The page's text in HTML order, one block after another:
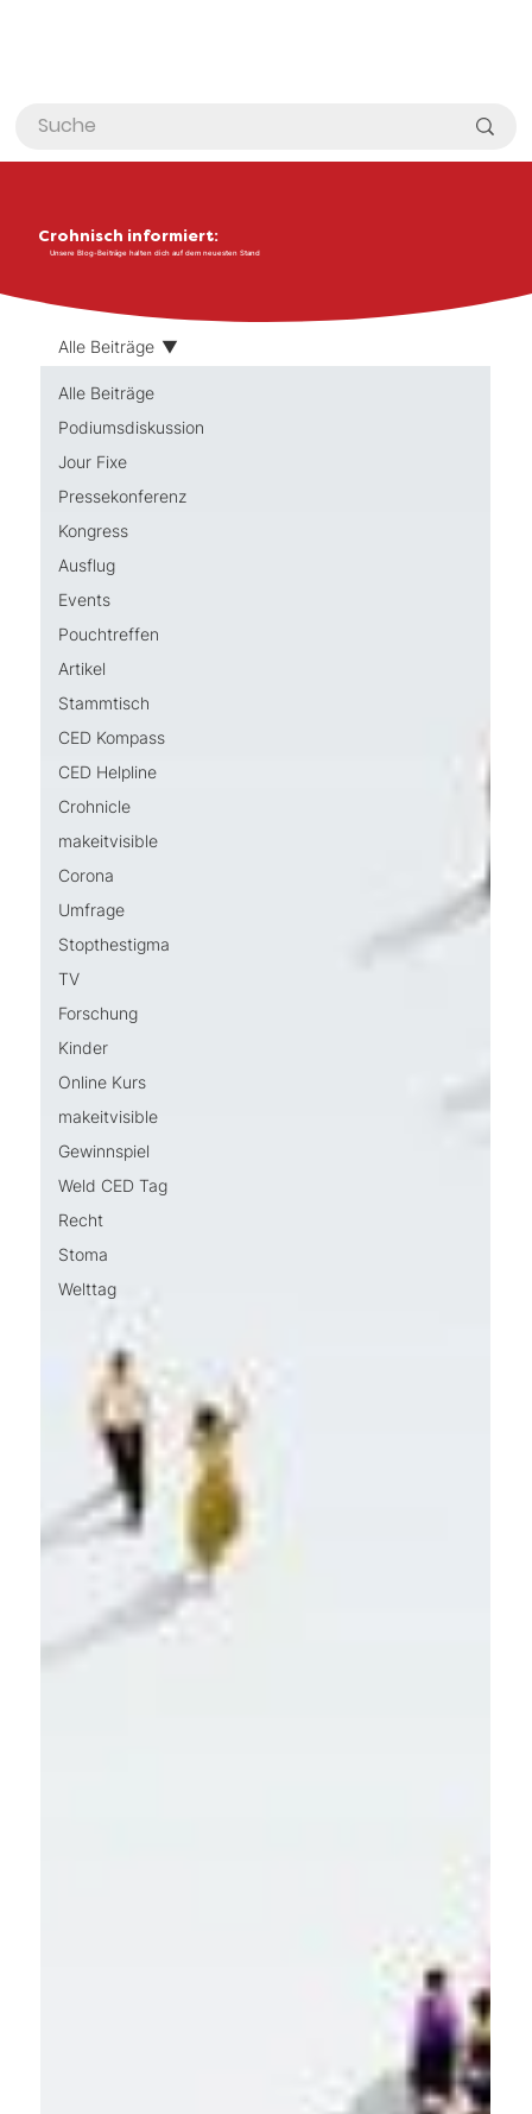
Crohnisch informiert:
Unsere Blog-Beiträge halten dich auf dem neuesten Stand
Alle Beiträge
Podiumsdiskussion
Jour Fixe
Pressekonferenz
Kongress
Ausflug
Events
Pouchtreffen
Artikel
Stammtisch
CED Kompass
CED Helpline
Crohnicle
makeitvisible
Corona
Umfrage
Stopthestigma
TV
Forschung
Kinder
Online Kurs
makeitvisible
Gewinnspiel
Weld CED Tag
Recht
Stoma
Welttag
Alle Beiträge